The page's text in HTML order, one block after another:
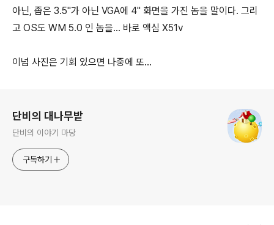
아닌, 좁은 3.5"가 아닌 VGA에 4" 화면을 가진 놈을 말이다. 그리
고 OS도 WM 5.0 인 놈을... 바로 액심 X51v
이넘 사진은 기회 있으면 나중에 또...
단비의 대나무밭
단비의 이야기 마당
구독하기